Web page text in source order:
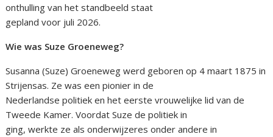
onthulling van het standbeeld staat
gepland voor juli 2026.
Wie was Suze Groeneweg?
Susanna (Suze) Groeneweg werd geboren op 4 maart 1875 in
Strijensas. Ze was een pionier in de
Nederlandse politiek en het eerste vrouwelijke lid van de
Tweede Kamer. Voordat Suze de politiek in
ging, werkte ze als onderwijzeres onder andere in